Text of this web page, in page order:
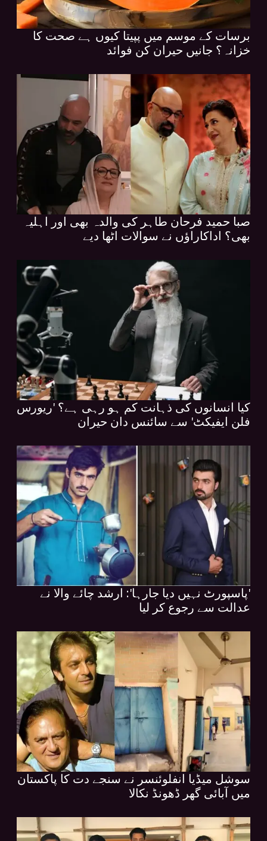
برسات کے موسم میں پپیتا کیوں ہے صحت کا
خزانہ؟ جانیں حیران کن فوائد
صبا حمید فرحان طاہر کی والدہ بھی اور اہلیہ
بھی؟ اداکاراؤں نے سوالات اٹھا دیے
کیا انسانوں کی ذہانت کم ہو رہی ہے؟ 'ریورس
فلن ایفیکٹ' سے سائنس دان حیران
'پاسپورٹ نہیں دیا جارہا': ارشد چائے والا نے
عدالت سے رجوع کر لیا
سوشل میڈیا انفلوئنسر نے سنجے دت کا پاکستان
میں آبائی گھر ڈھونڈ نکالا